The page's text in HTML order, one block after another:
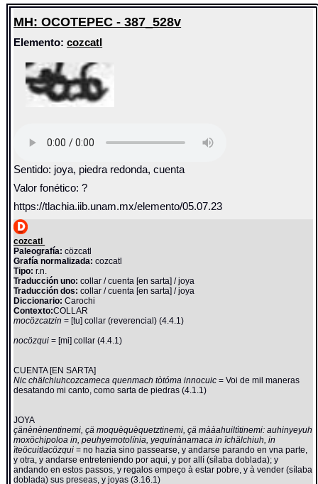
MH: OCOTEPEC - 387_528v
Elemento:cozcatl
Sentido: joya, piedra redonda, cuenta
Valor fonético: ?
https://tlachia.iib.unam.mx/elemento/05.07.23
cozcatl
Paleografía: cözcatl
Grafía normalizada: cozcatl
Tipo: r.n.
Traducción uno: collar / cuenta [en sarta] / joya
Traducción dos: collar / cuenta [en sarta] / joya
Diccionario:Carochi
Contexto:COLLAR
mocözcatzin= [tu] collar (reverencial) (4.4.1)
nocözqui= [mi] collar (4.4.1)
CUENTA [EN SARTA]
Nic chälchiuhcozcameca quenmach tòtóma innocuic= Voi de mil maneras
desatando mi canto, como sarta de piedras (4.1.1)
JOYA
çänènènentinemi, çä moquèquèquetztinemi, çä mààahuiltìtinemi: auhinyeyuh
moxöchipoloa in, peuhyemotolïnia, yequinànamaca in ïchälchiuh, in
ïteöcuitlacözqui= no hazia sino passearse, y andarse parando en vna parte,
y otra, y andarse entreteniendo por aqui, y por allí (sílaba doblada); y
andando en estos passos, y regalos empeço à estar pobre, y à vender (sílaba
doblada) sus preseas, y joyas (3.16.1)